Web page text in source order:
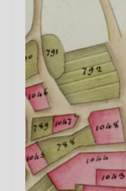
Chi sono
FAQ
Contatti